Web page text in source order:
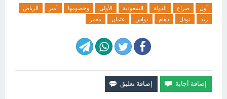
أول صراع الدولة السعودية الأولى وخصومها أمير
الرياض
زيد
نوفل دهام دواس عثمان معمر